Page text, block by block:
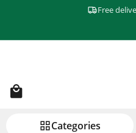
Free
Сategories